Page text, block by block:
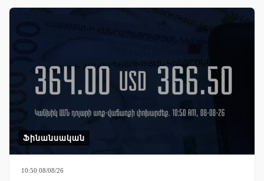
Ֆինանսական
10:50 08/08/26